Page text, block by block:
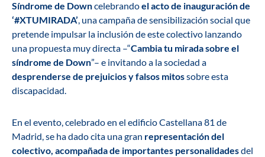
Síndrome de Downcelebrandoel acto de inauguración de
‘#XTUMIRADA’, una campaña de sensibilización social que
pretende impulsar la inclusión de este colectivo lanzando
una propuesta muy directa –“Cambia tu mirada sobre el
síndrome de Down”– e invitando a la sociedad a
desprenderse de prejuicios y falsos mitossobre esta
discapacidad.
En el evento, celebrado en el edificio Castellana 81 de
Madrid, se ha dado cita una gran representación del
colectivo, acompañada de importantes personalidadesdel